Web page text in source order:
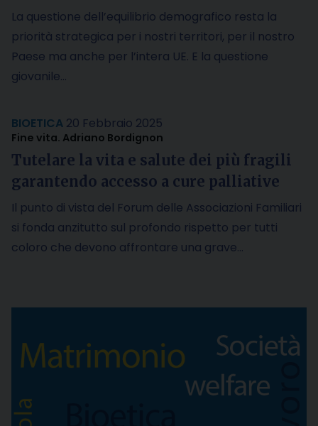
La questione dell’equilibrio demografico resta la
priorità strategica per i nostri territori, per il nostro
Paese ma anche per l’intera UE. E la questione
giovanile…
BIOETICA 20 Febbraio 2025
Fine vita. Adriano Bordignon
Tutelare la vita e salute dei più fragili
garantendo accesso a cure palliative
Il punto di vista del Forum delle Associazioni Familiari
si fonda anzitutto sul profondo rispetto per tutti
coloro che devono affrontare una grave…